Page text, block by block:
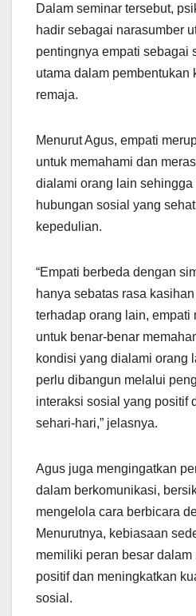
Dalam seminar tersebut,
hadir sebagai narasumber
pentingnya empati sebagai
utama dalam pembentukan
remaja.
Menurut Agus, empati
untuk memahami dan
dialami orang lain sehingga
hubungan sosial yang
kepedulian.
“Empati berbeda dengan
hanya sebatas rasa
terhadap orang lain, empati
untuk benar-benar
kondisi yang dialami orang
perlu dibangun melalui
interaksi sosial yang positif
sehari-hari,” jelasnya.
Agus juga mengingatkan
dalam berkomunikasi,
mengelola cara berbicara
Menurutnya, kebiasaan
memiliki peran besar
positif dan meningkatkan
sosial.